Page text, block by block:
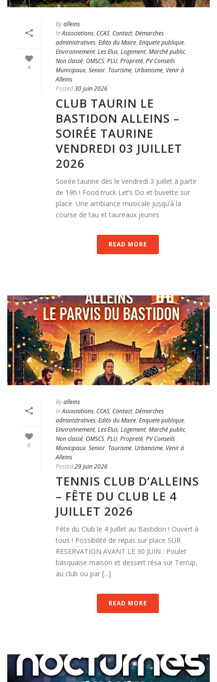
4
Byalleins
In Associations, CCAS, Contact, Démarches
administratives, Edito du Maire, Enquete publique,
Environnement, Les Elus, Logement, Marché public,
Non classé, OMSCS, PLU, Propreté, PV Conseils
Municipaux, Senior, Tourisme, Urbanisme, Venir à
Alleins
Posted30 juin 2026
CLUB TAURIN LE
BASTIDON ALLEINS –
SOIRÉE TAURINE
VENDREDI 03 JUILLET
2026
Soirée taurine dès le vendredi 3 juillet à partir
de 19h ! Food truck Let’s Do et buvette sur
place. Une ambiance musicale jusqu’à la
course de tau et taureaux jeunes
READ MORE
0
Byalleins
In Associations, CCAS, Contact, Démarches
administratives, Edito du Maire, Enquete publique,
Environnement, Les Elus, Logement, Marché public,
Non classé, OMSCS, PLU, Propreté, PV Conseils
Municipaux, Senior, Tourisme, Urbanisme, Venir à
Alleins
Posted29 juin 2026
TENNIS CLUB D’ALLEINS
– FÊTE DU CLUB LE 4
JUILLET 2026
Fête du Club le 4 Juillet au Bastidon ! Ouvert à
tous ! Possibilité de repas sur place SUR
RESERVATION AVANT LE 30 JUIN : Poulet
basquaise maison et dessert résa sur Ten’up,
au club ou par [...]
READ MORE